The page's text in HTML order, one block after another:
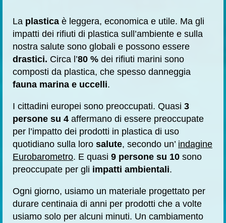
La plastica è leggera, economica e utile. Ma gli
impatti dei rifiuti di plastica sull’ambiente e sulla
nostra salute sono globali e possono essere
drastici. Circa l’80 % dei rifiuti marini sono
composti da plastica, che spesso danneggia
fauna marina e uccelli.
I cittadini europei sono preoccupati. Quasi 3
persone su 4 affermano di essere preoccupate
per l’impatto dei prodotti in plastica di uso
quotidiano sulla loro salute, secondo un’ indagine
Eurobarometro. E quasi 9 persone su 10 sono
preoccupate per gli impatti ambientali.
Ogni giorno, usiamo un materiale progettato per
durare centinaia di anni per prodotti che a volte
usiamo solo per alcuni minuti. Un cambiamento